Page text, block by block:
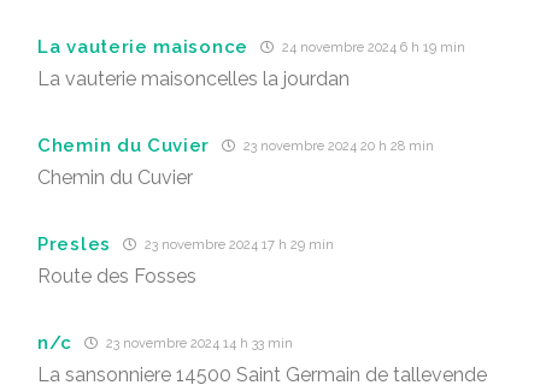
La vauterie maisonce 24 novembre 2024 6 h 19 min
La vauterie maisoncelles la jourdan
Chemin du Cuvier 23 novembre 2024 20 h 28 min
Chemin du Cuvier
Presles 23 novembre 2024 17 h 29 min
Route des Fosses
n/c 23 novembre 2024 14 h 33 min
La sansonniere 14500 Saint Germain de tallevende